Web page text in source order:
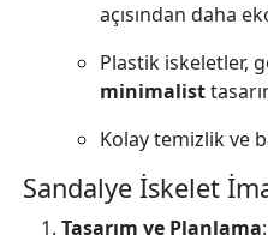
açısından daha
Plastik iskeletler,
minimalist
Kolay temizlik ve
Sandalye İskelet
Tasarım ve Planlama